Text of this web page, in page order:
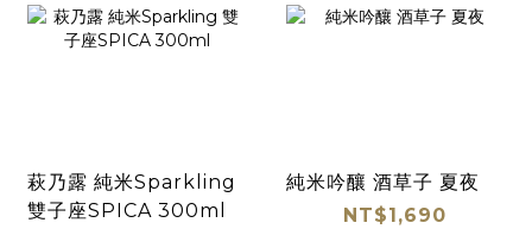
萩乃露 純米Sparkling
雙子座SPICA 300ml
純米吟釀 酒草子 夏夜
NT$1,690